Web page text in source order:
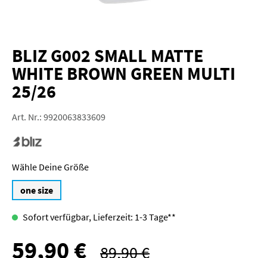
BLIZ G002 SMALL MATTE
WHITE BROWN GREEN MULTI
25/26
Art. Nr.: 9920063833609
Größe
one size
Sofort verfügbar, Lieferzeit: 1-3 Tage**
Verkaufspreis:
59,90 € Regulärer Preis:
89,90 €